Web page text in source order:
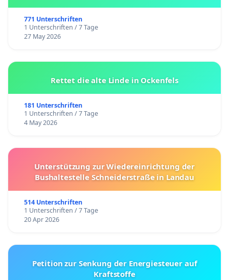
771 Unterschriften
1 Unterschriften / 7 Tage
27 May 2026
Rettet die alte Linde in Ockenfels
181 Unterschriften
1 Unterschriften / 7 Tage
4 May 2026
Unterstützung zur Wiedereinrichtung der
Bushaltestelle Schneiderstraße in Landau
514 Unterschriften
1 Unterschriften / 7 Tage
20 Apr 2026
Petition zur Senkung der Energiesteuer auf
Kraftstoffe